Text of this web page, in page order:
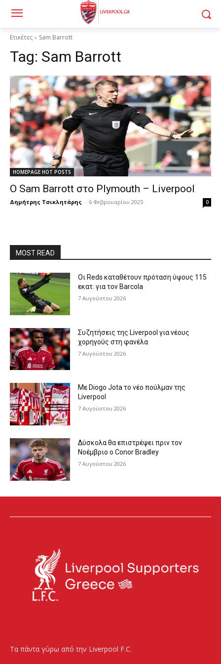
Ετικέτες Sam Barrott
Tag: Sam Barrott
HOMEPAGE HOT POSTS
Ο Sam Barrott στο Plymouth – Liverpool
Δημήτρης Τσικλητάρης - 6 Φεβρουαρίου 2025 0
MOST READ
Οι Reds καταθέτουν πρόταση ύψους 115
εκατ. για τον Barcola
7 Αυγούστου 2026
Συζητήσεις της Liverpool για νέους
χορηγούς στη φανέλα
7 Αυγούστου 2026
Με Diogo Jota το νέο πούλμαν της
Liverpool
7 Αυγούστου 2026
Δύσκολα θα επιστρέψει πριν τον
Νοέμβριο ο Conor Bradley
7 Αυγούστου 2026
Τα πάντα γύρω από την Liverpool F.C.